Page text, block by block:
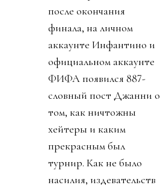
после окончания
финала, на личном
аккаунте Инфантино и
официальном аккаунте
ФИФА появился 887-
словный пост Джанни о
том, как ничтожны
хейтеры и каким
прекрасным был
турнир. Как не было
насилия, издевательств